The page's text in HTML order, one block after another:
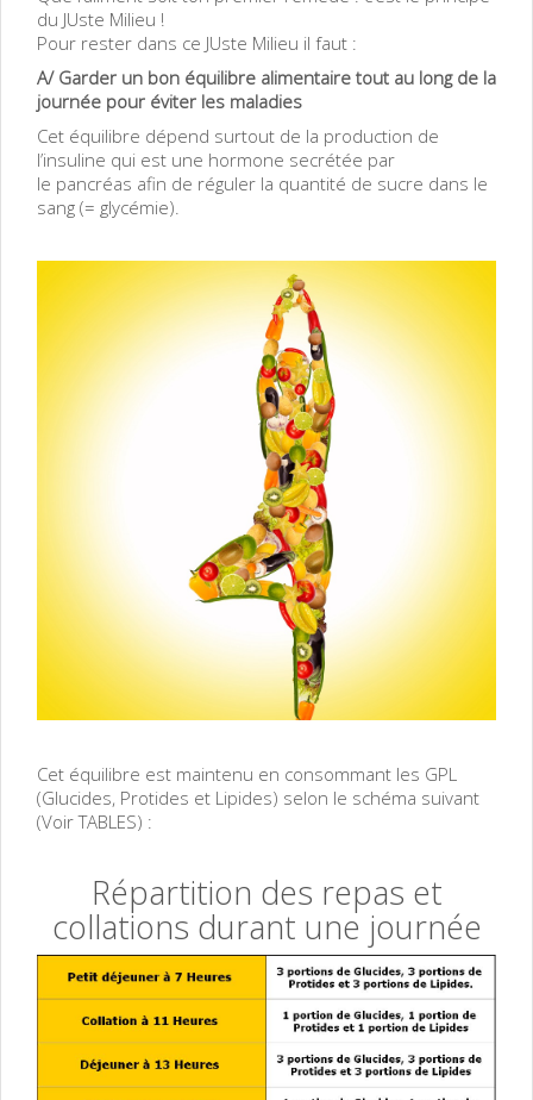
du JUste Milieu !
Pour rester dans ce JUste Milieu il faut :
A/ Garder un bon équilibre alimentaire tout au long de la
journée pour éviter les maladies
Cet équilibre dépend surtout de la production de
l’insuline qui est une hormone secrétée par
le pancréas afin de réguler la quantité de sucre dans le
sang (= glycémie).
Cet équilibre est maintenu en consommant les GPL
(Glucides, Protides et Lipides) selon le schéma suivant
(Voir TABLES) :
Répartition des repas et
collations durant une journée